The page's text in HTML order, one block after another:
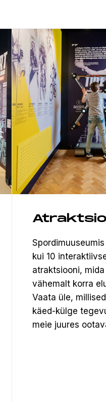
kui 10
atraktsiooni,
vähemalt korra
Vaata üle,
käed-külge
meie juures